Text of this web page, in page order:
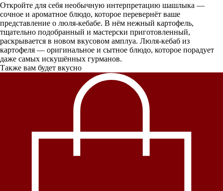
Откройте для себя необычную интерпретацию шашлыка —
сочное и ароматное блюдо, которое перевернёт ваше
представление о люля-кебабе. В нём нежный картофель,
тщательно подобранный и мастерски приготовленный,
раскрывается в новом вкусовом амплуа. Люля-кебаб из
картофеля — оригинальное и сытное блюдо, которое порадует
даже самых искушённых гурманов.
Также вам будет вкусно